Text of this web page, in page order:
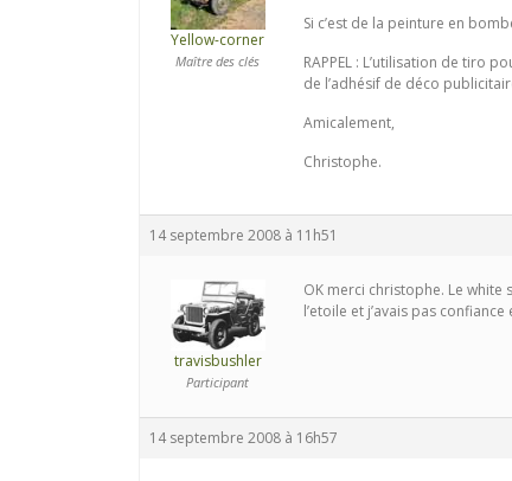
Yellow-corner
Maître des clés
Si c’est de la peinture en
RAPPEL : L’utilisation de tiro
de l’adhésif de déco
Amicalement,
Christophe.
14 septembre 2008 à 11h51
travisbushler
Participant
OK merci christophe. Le white
l’etoile et j’avais pas
14 septembre 2008 à 16h57